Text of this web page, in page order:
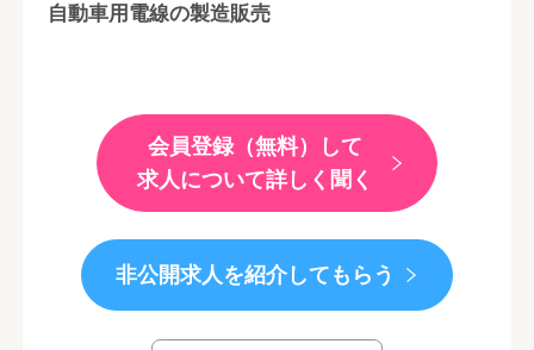
自動車用電線の製造販売
会員登録（無料）して
求人について詳しく聞く
非公開求人を紹介してもらう